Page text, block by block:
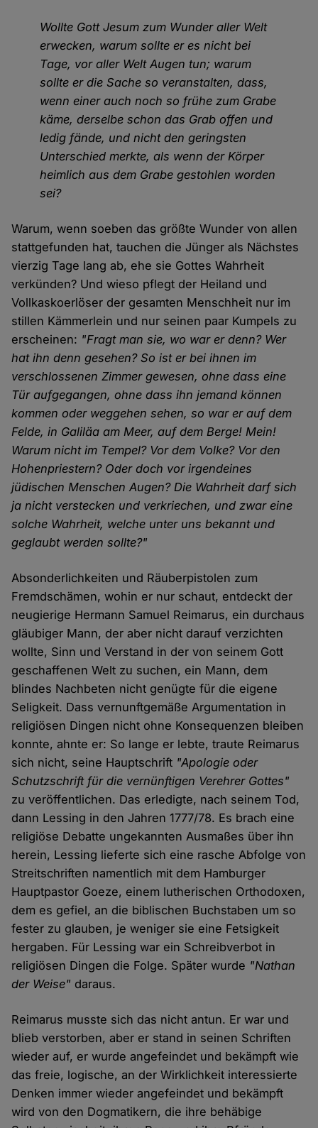
Wollte Gott Jesum zum Wunder aller Welt
erwecken, warum sollte er es nicht bei
Tage, vor aller Welt Augen tun; warum
sollte er die Sache so veranstalten, dass,
wenn einer auch noch so frühe zum Grabe
käme, derselbe schon das Grab offen und
ledig fände, und nicht den geringsten
Unterschied merkte, als wenn der Körper
heimlich aus dem Grabe gestohlen worden
sei?
Warum, wenn soeben das größte Wunder von allen
stattgefunden hat, tauchen die Jünger als Nächstes
vierzig Tage lang ab, ehe sie Gottes Wahrheit
verkünden? Und wieso pflegt der Heiland und
Vollkaskoerlöser der gesamten Menschheit nur im
stillen Kämmerlein und nur seinen paar Kumpels zu
erscheinen: "Fragt man sie, wo war er denn? Wer
hat ihn denn gesehen? So ist er bei ihnen im
verschlossenen Zimmer gewesen, ohne dass eine
Tür aufgegangen, ohne dass ihn jemand können
kommen oder weggehen sehen, so war er auf dem
Felde, in Galiläa am Meer, auf dem Berge! Mein!
Warum nicht im Tempel? Vor dem Volke? Vor den
Hohenpriestern? Oder doch vor irgendeines
jüdischen Menschen Augen? Die Wahrheit darf sich
ja nicht verstecken und verkriechen, und zwar eine
solche Wahrheit, welche unter uns bekannt und
geglaubt werden sollte?"
Absonderlichkeiten und Räuberpistolen zum
Fremdschämen, wohin er nur schaut, entdeckt der
neugierige Hermann Samuel Reimarus, ein durchaus
gläubiger Mann, der aber nicht darauf verzichten
wollte, Sinn und Verstand in der von seinem Gott
geschaffenen Welt zu suchen, ein Mann, dem
blindes Nachbeten nicht genügte für die eigene
Seligkeit. Dass vernunftgemäße Argumentation in
religiösen Dingen nicht ohne Konsequenzen bleiben
konnte, ahnte er: So lange er lebte, traute Reimarus
sich nicht, seine Hauptschrift "Apologie oder
Schutzschrift für die vernünftigen Verehrer Gottes"
zu veröffentlichen. Das erledigte, nach seinem Tod,
dann Lessing in den Jahren 1777/78. Es brach eine
religiöse Debatte ungekannten Ausmaßes über ihn
herein, Lessing lieferte sich eine rasche Abfolge von
Streitschriften namentlich mit dem Hamburger
Hauptpastor Goeze, einem lutherischen Orthodoxen,
dem es gefiel, an die biblischen Buchstaben um so
fester zu glauben, je weniger sie eine Fetsigkeit
hergaben. Für Lessing war ein Schreibverbot in
religiösen Dingen die Folge. Später wurde "Nathan
der Weise" daraus.
Reimarus musste sich das nicht antun. Er war und
blieb verstorben, aber er stand in seinen Schriften
wieder auf, er wurde angefeindet und bekämpft wie
das freie, logische, an der Wirklichkeit interessierte
Denken immer wieder angefeindet und bekämpft
wird von den Dogmatikern, die ihre behäbige